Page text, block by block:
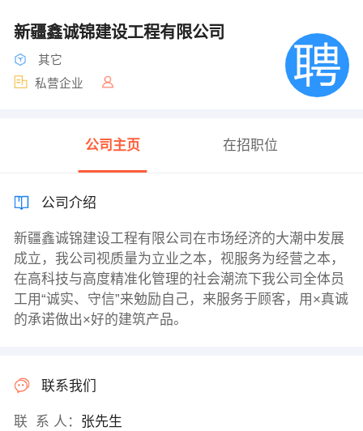
新疆鑫诚锦建设工程有限公司
其它
私营企业
公司主页 在招职位
公司介绍
新疆鑫诚锦建设工程有限公司在市场经济的大潮中发展
成立，我公司视质量为立业之本，视服务为经营之本，
在高科技与高度精准化管理的社会潮流下我公司全体员
工用“诚实、守信”来勉励自己，来服务于顾客，用×真诚
的承诺做出×好的建筑产品。
联系我们
联 系 人： 张先生